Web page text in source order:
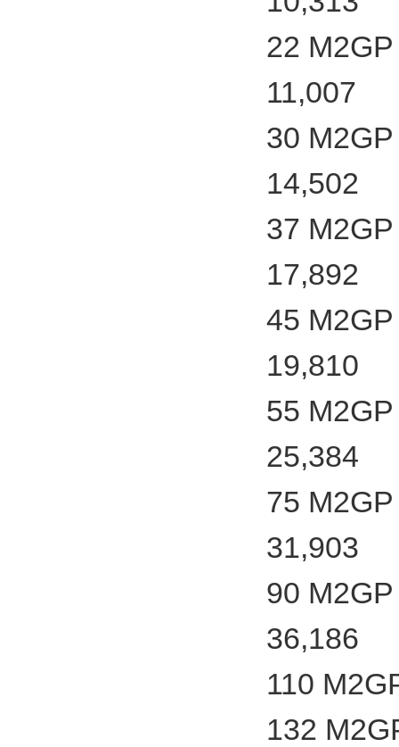
22
11,007
30
14,502
37
17,892
45
19,810
55
25,384
75
31,903
90
36,186
110
132